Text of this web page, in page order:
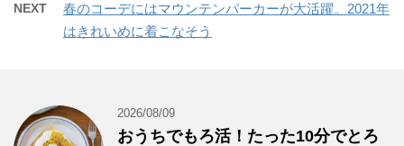
NEXT
春のコーデにはマウンテンパーカーが大活躍。2021年
はきれいめに着こなそう
2026/08/09
おうちでもろ活！たった10分でとろ